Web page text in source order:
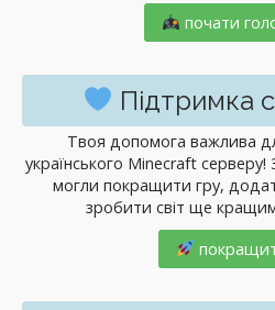
почати
Підтримка
Твоя допомога важлива
українського Minecraft
могли покращити гру,
зробити світ ще кращим